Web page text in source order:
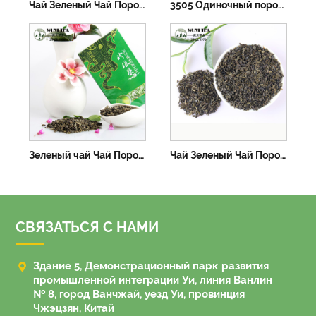
Чай Зеленый Чай Порох 3505А 3505 Одиночный порох для зеленого чая пяти сортов
Зеленый чай Чай Порох 3505 Чай Зеленый Чай Порох 3505Б
СВЯЗАТЬСЯ С НАМИ

Здание 5, Демонстрационный парк развития
промышленной интеграции Уи, линия Ванлин
№ 8, город Ванчжай, уезд Уи, провинция
Чжэцзян, Китай